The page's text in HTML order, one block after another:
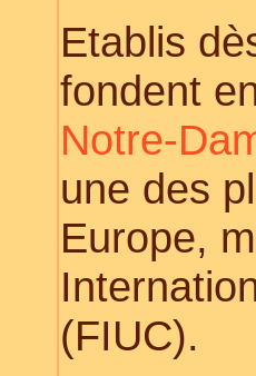
Etablis
fondent
Notre-
une des
Europe,
(FIUC).